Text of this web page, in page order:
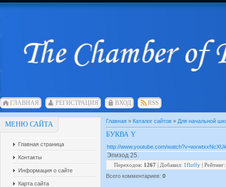
ГЛАВНАЯ РЕГИСТРАЦИЯ ВХОД RSS
МЕНЮ САЙТА
Главная страница
Контакты
Информация о сайте
Карта сайта
Главная » Каталог сайтов » Для начальной
БУКВА Y
http://www.youtube.com/
Эпизод 25.
Переходов: 1267 | Добавил: 1fluffy | Рейтинг
Всего комментариев: 0